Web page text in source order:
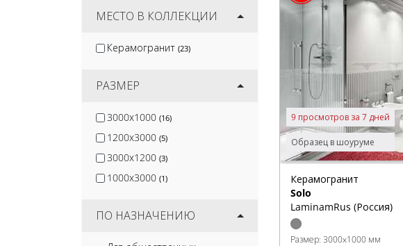
Cersanit (153)
Global Tile
МЕСТО В КОЛЛЕКЦИИ
Керамогранит (23)
РАЗМЕР
3000x1000 (16)
1200x3000 (5)
3000x1200 (3)
1000x3000 (1)
ПО НАЗНАЧЕНИЮ
Образец в шоуруме
9 просмотров за 7 дней
Керамогранит
Solo
LaminamRus (Россия)
Размер: 3000x1000 мм